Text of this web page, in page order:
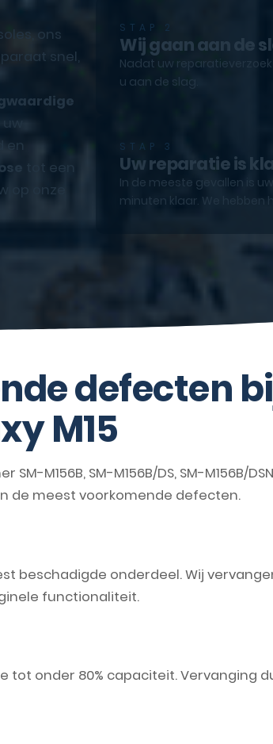
ons
snel,
uw
en
tot een
op onze
STAP 2
Wij gaan aan de
Nadat uw
u aan de slag.
STAP 3
Uw reparatie is
In de meeste gevallen is
minuten klaar. We hebben
defecten
M15
SM-M156B, SM-M156B/DS, SM-M156B/
de meest voorkomende defecten.
beschadigde onderdeel. Wij
functionaliteit.
tot onder 80% capaciteit. Vervanging